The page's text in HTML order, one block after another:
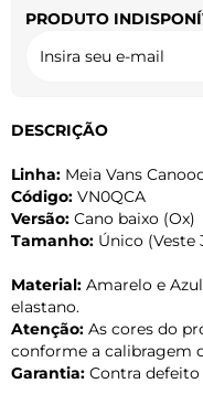
PRODUTO
DESCRIÇÃO
Linha: Meia Vans
Código: VN0QCA
Versão: Cano baixo (Ox)
Tamanho: Único (Veste
Material: Amarelo e
elastano.
Atenção: As cores do
conforme a calibragem
Garantia: Contra